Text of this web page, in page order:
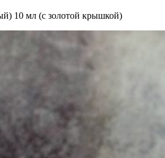
10 мл (с золотой крышкой)